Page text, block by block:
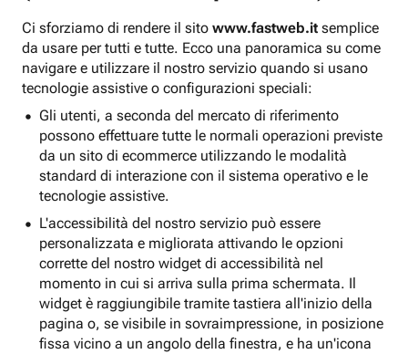
Ci sforziamo di rendere il sito www.fastweb.it semplice
da usare per tutti e tutte. Ecco una panoramica su come
navigare e utilizzare il nostro servizio quando si usano
tecnologie assistive o configurazioni speciali:
Gli utenti, a seconda del mercato di riferimento
possono effettuare tutte le normali operazioni previste
da un sito di ecommerce utilizzando le modalità
standard di interazione con il sistema operativo e le
tecnologie assistive.
L'accessibilità del nostro servizio può essere
personalizzata e migliorata attivando le opzioni
corrette del nostro widget di accessibilità nel
momento in cui si arriva sulla prima schermata. Il
widget è raggiungibile tramite tastiera all'inizio della
pagina o, se visibile in sovraimpressione, in posizione
fissa vicino a un angolo della finestra, e ha un'icona